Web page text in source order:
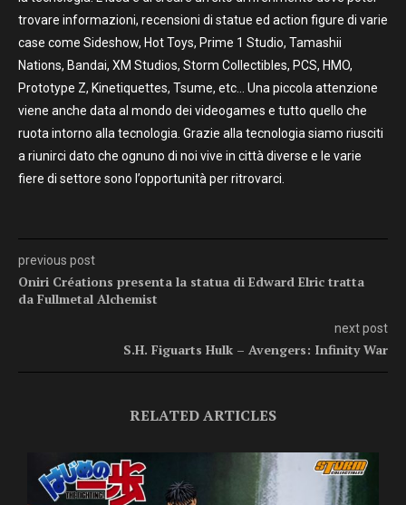
trovare informazioni, recensioni di statue ed action figure di varie
case come Sideshow, Hot Toys, Prime 1 Studio, Tamashii
Nations, Bandai, XM Studios, Storm Collectibles, PCS, HMO,
Prototype Z, Kinetiquettes, Tsume, etc… Una piccola attenzione
viene anche data al mondo dei videogames e tutto quello che
ruota intorno alla tecnologia. Grazie alla tecnologia siamo riusciti
a riunirci dato che ognuno di noi vive in città diverse e le varie
fiere di settore sono l’opportunità per ritrovarci.
previous post
Oniri Créations presenta la statua di Edward Elric tratta
da Fullmetal Alchemist
next post
S.H. Figuarts Hulk – Avengers: Infinity War
RELATED ARTICLES